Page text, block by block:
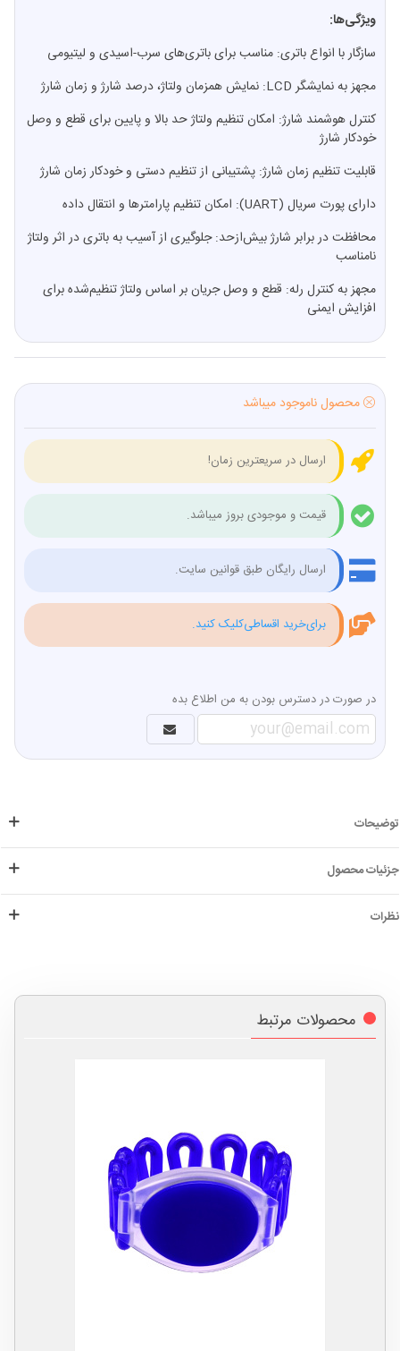
ویژگی‌ها:
سازگار با انواع باتری‌: مناسب برای باتری‌های سرب-اسیدی و لیتیومی
مجهز به نمایشگر LCD: نمایش همزمان ولتاژ، درصد شارژ و زمان شارژ
کنترل هوشمند شارژ: امکان تنظیم ولتاژ حد بالا و پایین برای قطع و وصل
خودکار شارژ
قابلیت تنظیم زمان شارژ: پشتیبانی از تنظیم دستی و خودکار زمان شارژ
دارای پورت سریال (UART): امکان تنظیم پارامترها و انتقال داده
محافظت در برابر شارژ بیش‌ازحد: جلوگیری از آسیب به باتری در اثر ولتاژ
نامناسب
مجهز به کنترل رله: قطع و وصل جریان بر اساس ولتاژ تنظیم‌شده برای
افزایش ایمنی
محصول ناموجود میباشد
ارسال در سریعترین زمان!
قیمت و موجودی بروز میباشد.
ارسال رایگان طبق قوانین سایت.
برای‌خرید اقساطی‌کلیک کنید.
در صورت در دسترس بودن به من اطلاع بده
توضیحات
جزئیات محصول
نظرات
محصولات مرتبط